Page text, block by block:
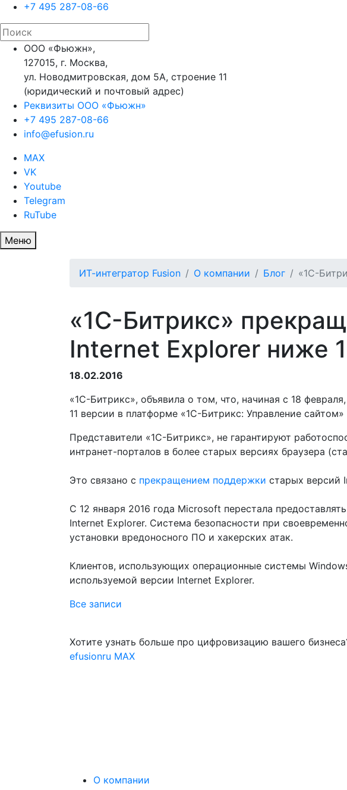
+7 495 287-08-66
ООО «Фьюжн»,
127015, г. Москва,
ул. Новодмитровская, дом 5А, строение 11
(юридический и почтовый адрес)
Реквизиты ООО «Фьюжн»
+7 495 287-08-66
info@efusion.ru
MAX
VK
Youtube
Telegram
RuTube
Меню
ИТ-интегратор Fusion О компании Блог «1С-
«1С-Битрикс»
Internet Explorer ниже
18.02.2016
«1С-Битрикс», объявила о том, что, начиная с 18
11 версии в платформе «1С-Битрикс: Управление
Представители «1С-Битрикс», не гарантируют
интранет-порталов в более старых версиях браузера
Это связано с прекращением поддержки старых версий
С 12 января 2016 года Microsoft перестала
Internet Explorer. Система безопасности при
установки вредоносного ПО и хакерских атак.
Клиентов, использующих операционные системы
используемой версии Internet Explorer.
Все записи
Хотите узнать больше про цифровизацию вашего
efusionru MAX
О компании